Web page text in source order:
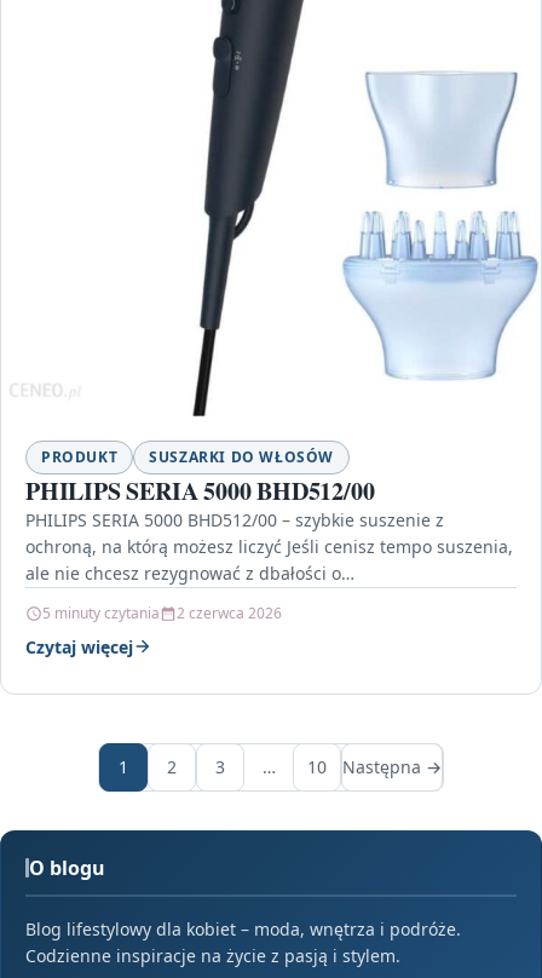
PRODUKT SUSZARKI DO WŁOSÓW
PHILIPS SERIA 5000 BHD512/00
PHILIPS SERIA 5000 BHD512/00 – szybkie suszenie z
ochroną, na którą możesz liczyć Jeśli cenisz tempo suszenia,
ale nie chcesz rezygnować z dbałości o…
5 minuty czytania 2 czerwca 2026
Czytaj więcej
1 2 3 … 10 Następna →
O blogu
Blog lifestylowy dla kobiet – moda, wnętrza i podróże.
Codzienne inspiracje na życie z pasją i stylem.